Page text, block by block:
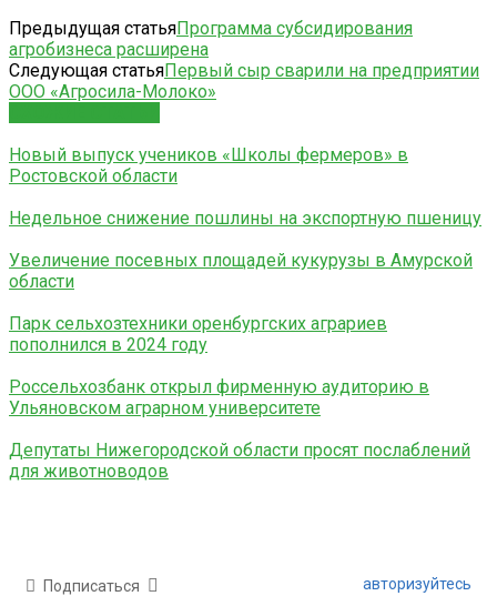
Предыдущая статьяПрограмма субсидирования
агробизнеса расширена
Следующая статьяПервый сыр сварили на предприятии
ООО «Агросила-Молоко»
Новый выпуск учеников «Школы фермеров» в
Ростовской области
Недельное снижение пошлины на экспортную пшеницу
Увеличение посевных площадей кукурузы в Амурской
области
Парк сельхозтехники оренбургских аграриев
пополнился в 2024 году
Россельхозбанк открыл фирменную аудиторию в
Ульяновском аграрном университете
Депутаты Нижегородской области просят послаблений
для животноводов
Подписаться авторизуйтесь